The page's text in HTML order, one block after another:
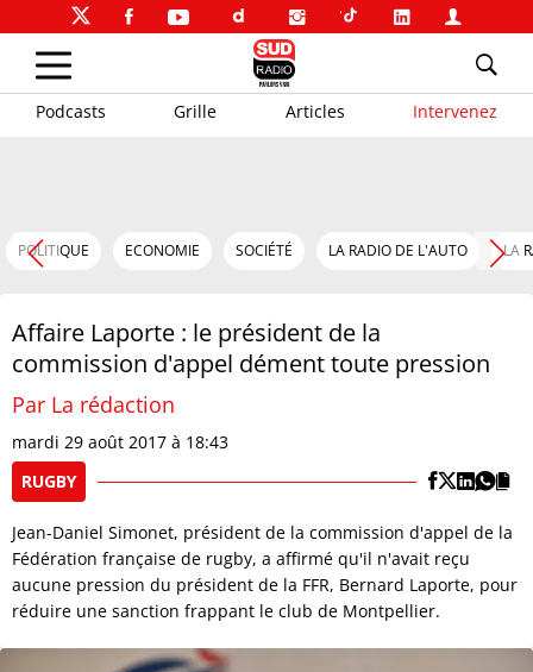
Podcasts Grille Articles Intervenez
POLITIQUE ECONOMIE SOCIÉTÉ LA RADIO DE L'AUTO LA
Affaire Laporte : le président de la
commission d'appel dément toute pression
Par La rédaction
mardi 29 août 2017 à 18:43
RUGBY
Jean-Daniel Simonet, président de la commission d'appel de la
Fédération française de rugby, a affirmé qu'il n'avait reçu
aucune pression du président de la FFR, Bernard Laporte, pour
réduire une sanction frappant le club de Montpellier.